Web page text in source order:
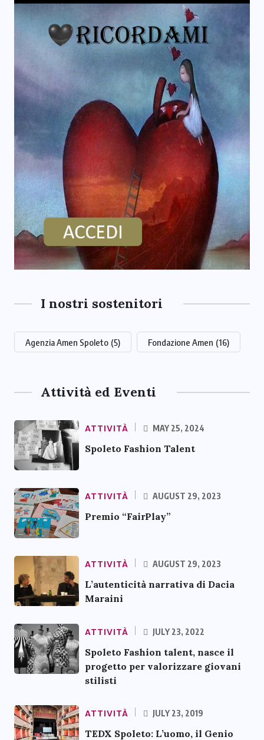
I nostri sostenitori
Agenzia Amen Spoleto (5) Fondazione Amen (16)
Attività ed Eventi
ATTIVITÀ MAY 25, 2024
Spoleto Fashion Talent
ATTIVITÀ AUGUST 29, 2023
Premio “FairPlay”
ATTIVITÀ AUGUST 29, 2023
L’autenticità narrativa di Dacia
Maraini
ATTIVITÀ JULY 23, 2022
Spoleto Fashion talent, nasce il
progetto per valorizzare giovani
stilisti
ATTIVITÀ JULY 23, 2019
TEDX Spoleto: L’uomo, il Genio